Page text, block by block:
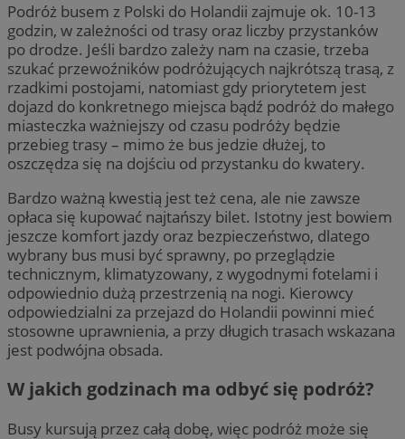
Podróż busem z Polski do Holandii zajmuje ok. 10-13
godzin, w zależności od trasy oraz liczby przystanków
po drodze. Jeśli bardzo zależy nam na czasie, trzeba
szukać przewoźników podróżujących najkrótszą trasą, z
rzadkimi postojami, natomiast gdy priorytetem jest
dojazd do konkretnego miejsca bądź podróż do małego
miasteczka ważniejszy od czasu podróży będzie
przebieg trasy – mimo że bus jedzie dłużej, to
oszczędza się na dojściu od przystanku do kwatery.
Bardzo ważną kwestią jest też cena, ale nie zawsze
opłaca się kupować najtańszy bilet. Istotny jest bowiem
jeszcze komfort jazdy oraz bezpieczeństwo, dlatego
wybrany bus musi być sprawny, po przeglądzie
technicznym, klimatyzowany, z wygodnymi fotelami i
odpowiednio dużą przestrzenią na nogi. Kierowcy
odpowiedzialni za przejazd do Holandii powinni mieć
stosowne uprawnienia, a przy długich trasach wskazana
jest podwójna obsada.
W jakich godzinach ma odbyć się podróż?
Busy kursują przez całą dobę, więc podróż może się